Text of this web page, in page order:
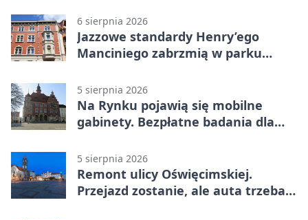
6 sierpnia 2026
Jazzowe standardy Henry’ego
Manciniego zabrzmią w parku
5 sierpnia 2026
Na Rynku pojawią się mobilne
gabinety. Bezpłatne badania dla
5 sierpnia 2026
Remont ulicy Oświęcimskiej.
Przejazd zostanie, ale auta trzeba